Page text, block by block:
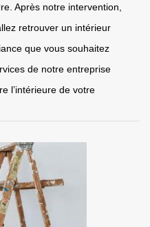
Après notre intervention,
retrouver un intérieur
que vous souhaitez
de notre entreprise
l’intérieure de votre